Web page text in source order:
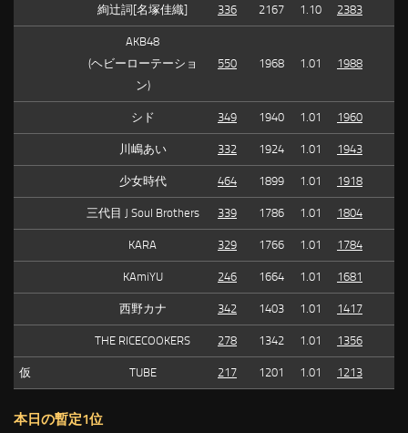
絢辻詞[名塚佳織] 336 2167 1.10 2383
AKB48
(ヘビーローテーショ
ン)
550 1968 1.01 1988
シド 349 1940 1.01 1960
川嶋あい 332 1924 1.01 1943
少女時代 464 1899 1.01 1918
三代目 J Soul Brothers 339 1786 1.01 1804
KARA 329 1766 1.01 1784
KAmiYU 246 1664 1.01 1681
西野カナ 342 1403 1.01 1417
THE RICECOOKERS 278 1342 1.01 1356
仮 TUBE 217 1201 1.01 1213
本日の暫定1位